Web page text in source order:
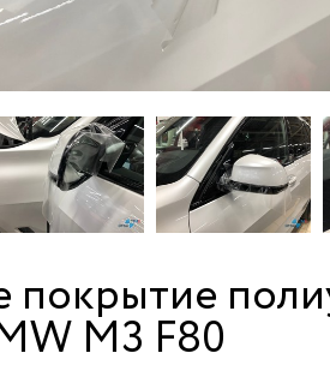
покрытие
M3 F80